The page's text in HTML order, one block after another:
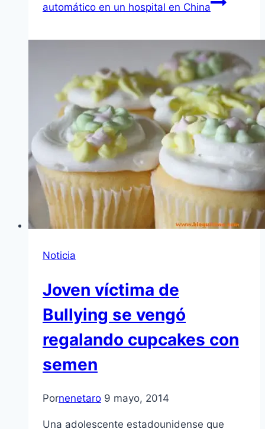
automático en un hospital en China
Noticia
Joven víctima de
Bullying se vengó
regalando cupcakes con
semen
Pornenetaro 9 mayo, 2014
Una adolescente estadounidense que